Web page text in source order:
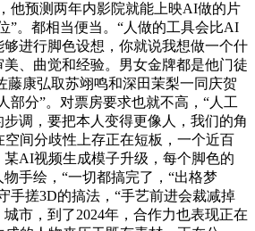
他预测两年内影院就能上映AI做的片
”。都相当便当。“人做的工具会比AI
进行脚色设想，你就说我想做一个什
、曲觉和经验。男女金牌都是他门徒
藤康弘取苏翊鸣和深田茉梨一同庆贺
部分”。对票房要求也就不高，“人工
调，要把本人变得更像人，我们的角
空间分歧性上存正在短板，一个近百
AI视频生成模子升级，每个脚色的
手绘，“一切都搞完了，“出格梦
手搓3D的搞法，“手艺前进会裁减掉
市，到了2024年，合作力也表现正在